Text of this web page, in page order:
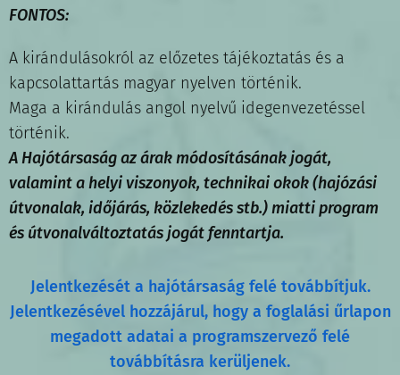
FONTOS:
A kirándulásokról az előzetes tájékoztatás és a
kapcsolattartás magyar nyelven történik.
Maga a kirándulás angol nyelvű idegenvezetéssel
történik.
A Hajótársaság az árak módosításának jogát,
valamint a helyi viszonyok, technikai okok (hajózási
útvonalak, időjárás, közlekedés stb.) miatti program
és útvonalváltoztatás jogát fenntartja.
Jelentkezését a hajótársaság felé továbbítjuk.
Jelentkezésével hozzájárul, hogy a foglalási űrlapon
megadott adatai a programszervező felé
továbbításra kerüljenek.